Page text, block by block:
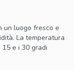
un luogo fresco e
La temperatura
e i 30 gradi